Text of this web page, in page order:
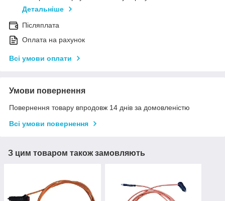
Детальніше
Післяплата
Оплата на рахунок
Всі умови оплати
Умови повернення
Повернення товару впродовж 14 днів за домовленістю
Всі умови повернення
З цим товаром також замовляють